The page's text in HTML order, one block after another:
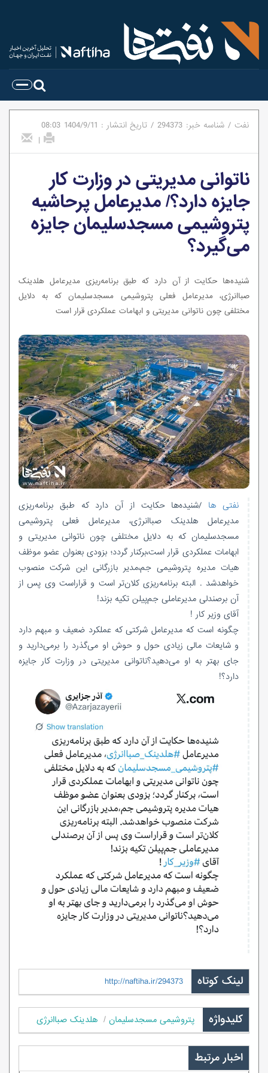
نفت / شناسه خبر: 294373
/ تاریخ انتشار : 1404/9/11
08:03
|
ناتوانی مدیریتی در وزارت کار
جایزه دارد؟/ مدیرعامل پرحاشیه
پتروشیمی مسجدسلیمان جایزه
می‌گیرد؟
شنیده‌ها حکایت از آن دارد که طبق برنامه‌ریزی مدیرعامل هلدینک
صباانرژی، مدیرعامل فعلی پتروشیمی مسجدسلیمان که به دلایل
مختلفی چون ناتوانی مدیریتی و ابهامات عملکردی قرار است
نفتی ها /شنیده‌ها حکایت از آن دارد که طبق برنامه‌ریزی
مدیرعامل هلدینک صباانرژی، مدیرعامل فعلی پتروشیمی
مسجدسلیمان که به دلایل مختلفی چون ناتوانی مدیریتی و
ابهامات عملکردی قرار است،برکنار گردد؛ بزودی بعنوان عضو موظف
هیات مدیره پتروشیمی جم،مدیر بازرگانی این شرکت منصوب
خواهدشد . البته برنامه‌ریزی کلان‌تر است و قراراست وی پس از
آن برصندلی مدیرعاملی جم‌پیلن تکیه بزند!
آقای وزیر کار !
چگونه است که مدیرعامل شرکتی که عملکرد ضعیف و مبهم دارد
و شایعات مالی زیادی حول و حوش او می‌گذرد را برمی‌دارید و
جای بهتر به او می‌دهید؟ناتوانی مدیریتی در وزارت کار جایزه
دارد؟!
لینک کوتاه http://naftiha.ir/294373
کلیدواژه پتروشیمی مسجدسلیمان هلدینک صباانرژی
اخبار مرتبط